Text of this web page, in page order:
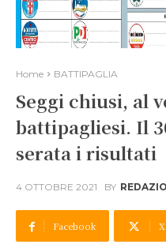
Home BATTIPAGLIA
Seggi chiusi, al
battipagliesi. Il
serata i risultati
4 OTTOBRE 2021 BY
Facebook X